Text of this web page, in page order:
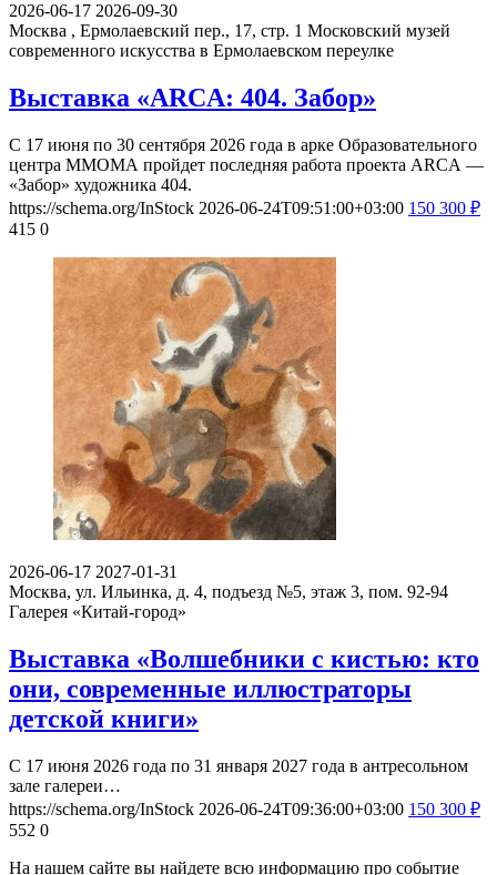
2026-06-17 2026-09-30
Москва , Ермолаевский пер., 17, стр. 1 Московский музей
современного искусства в Ермолаевском переулке
Выставка «ARCA: 404. Забор»
С 17 июня по 30 сентября 2026 года в арке Образовательного
центра ММОМА пройдет последняя работа проекта ARCA —
«Забор» художника 404.
https://schema.org/InStock 2026-06-24T09:51:00+03:00 150 300 ₽
415 0
2026-06-17 2027-01-31
Москва, ул. Ильинка, д. 4, подъезд №5, этаж 3, пом. 92-94
Галерея «Китай-город»
Выставка «Волшебники с кистью: кто
они, современные иллюстраторы
детской книги»
С 17 июня 2026 года по 31 января 2027 года в антресольном
зале галереи…
https://schema.org/InStock 2026-06-24T09:36:00+03:00 150 300 ₽
552 0
На нашем сайте вы найдете всю информацию про событие